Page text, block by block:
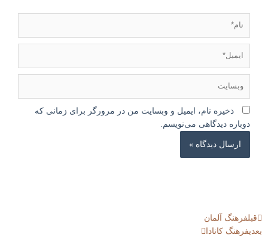
ذخیره نام، ایمیل و وبسایت من در مرورگر برای زمانی که
دوباره دیدگاهی می‌نویسم.
قبلی
قبلفرهنگ آلمان
بعدیفرهنگ کانادا